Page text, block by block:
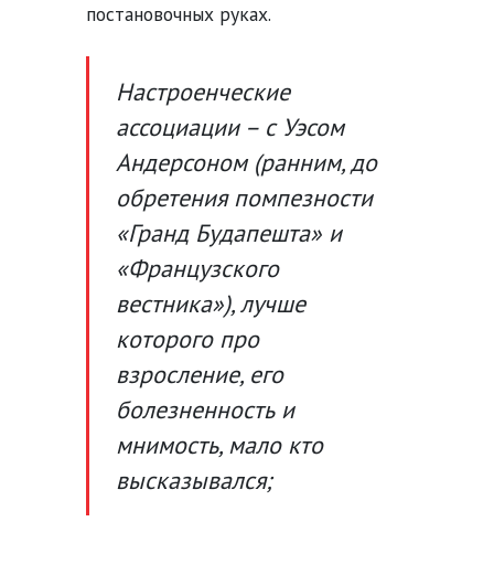
постановочных руках.
Настроенческие
ассоциации – с Уэсом
Андерсоном (ранним, до
обретения помпезности
«Гранд Будапешта» и
«Французского
вестника»), лучше
которого про
взросление, его
болезненность и
мнимость, мало кто
высказывался;